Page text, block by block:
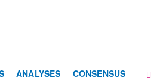
ANALYSES CONSENSUS